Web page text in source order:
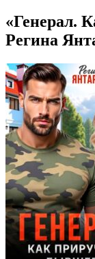
«Генерал.
Регина